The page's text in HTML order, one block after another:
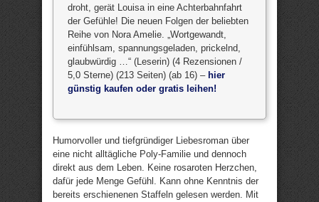
droht, gerät Louisa in eine Achterbahnfahrt
der Gefühle! Die neuen Folgen der beliebten
Reihe von Nora Amelie. „Wortgewandt,
einfühlsam, spannungsgeladen, prickelnd,
glaubwürdig …“ (Leserin) (4 Rezensionen /
5,0 Sterne) (213 Seiten) (ab 16) – hier
günstig kaufen oder gratis leihen!
Humorvoller und tiefgründiger Liebesroman über
eine nicht alltägliche Poly-Familie und dennoch
direkt aus dem Leben. Keine rosaroten Herzchen,
dafür jede Menge Gefühl. Kann ohne Kenntnis der
bereits erschienenen Staffeln gelesen werden. Mit